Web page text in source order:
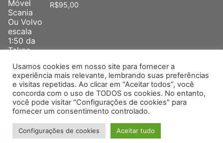
R$95,00
Arpra – Minimac -Supermini – Jue – Minibrindes- Tekno – WSI –
Conrad -IMC – Miniatura Volvo – Miniatura Mercedes Miniatura
– IVECO – Miniatura Scania – Miniatura DAF – Miniatura Honda
Direitos autorais_ 2026 _Jefferson Miniaturas _Desenvolvido por
:_Tecnomago
Usamos cookies em nosso site para fornecer a
experiência mais relevante, lembrando suas preferências
e visitas repetidas. Ao clicar em “Aceitar todos”, você
concorda com o uso de TODOS os cookies. No entanto,
você pode visitar "Configurações de cookies" para
fornecer um consentimento controlado.
Configurações de cookies Aceitar tudo